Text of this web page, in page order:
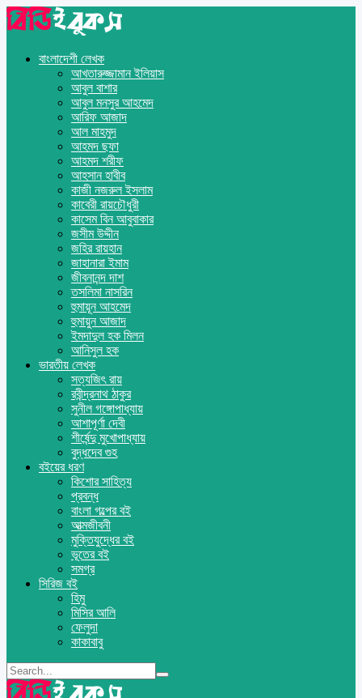
বাংলাদেশী লেখক
আখতারুজ্জামান ইলিয়াস
আবুল বাশার
আবুল মনসুর আহমেদ
আরিফ আজাদ
আল মাহমুদ
আহমদ ছফা
আহমদ শরীফ
আহসান হাবীব
কাজী নজরুল ইসলাম
কাবেরী রায়চৌধুরী
কাসেম বিন আবুবাকার
জসীম উদ্দীন
জহির রায়হান
জাহানারা ইমাম
জীবনানন্দ দাশ
তসলিমা নাসরিন
হুমায়ূন আহমেদ
হুমায়ুন আজাদ
ইমদাদুল হক মিলন
আনিসুল হক
ভারতীয় লেখক
সত্যজিৎ রায়
রবীন্দ্রনাথ ঠাকুর
সুনীল গঙ্গোপাধ্যায়
আশাপূর্ণা দেবী
শীর্ষেন্দু মুখোপাধ্যায়
বুদ্ধদেব গুহ
বইয়ের ধরণ
কিশোর সাহিত্য
প্রবন্ধ
বাংলা গল্পের বই
আত্মজীবনী
মুক্তিযুদ্ধের বই
ভূতের বই
সমগ্র
সিরিজ বই
হিমু
মিসির আলি
ফেলুদা
কাকাবাবু